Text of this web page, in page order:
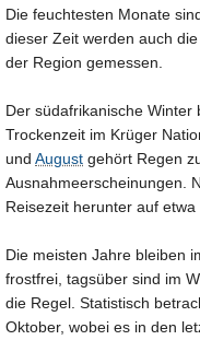
Die feuchtesten Monate
dieser Zeit werden auch
der Region gemessen.
Der südafrikanische
Trockenzeit im Krüger
und August gehört Regen
Ausnahmeerscheinungen.
Reisezeit herunter auf etwa
Die meisten Jahre bleiben
frostfrei, tagsüber sind im
die Regel. Statistisch
Oktober, wobei es in den